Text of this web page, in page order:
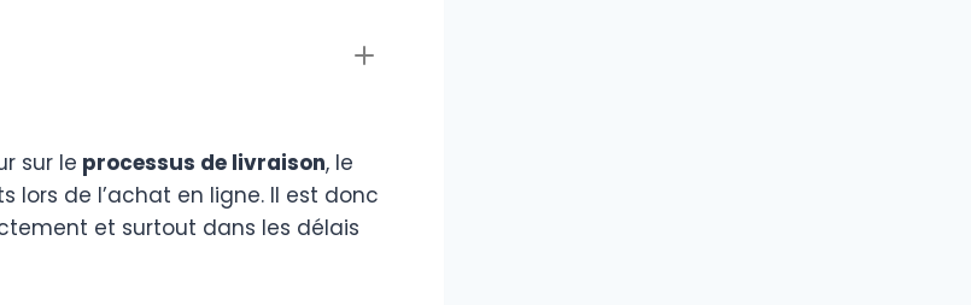
sur le processus de livraison, le
lors de l’achat en ligne. Il est donc
et surtout dans les délais